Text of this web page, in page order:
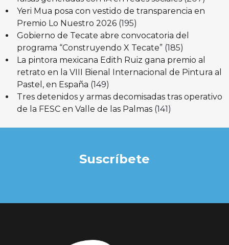
Yeri Mua posa con vestido de transparencia en
Premio Lo Nuestro 2026 (195)
Gobierno de Tecate abre convocatoria del
programa “Construyendo X Tecate” (185)
La pintora mexicana Edith Ruiz gana premio al
retrato en la VIII Bienal Internacional de Pintura al
Pastel, en España (149)
Tres detenidos y armas decomisadas tras operativo
de la FESC en Valle de las Palmas (141)
Suscríbete